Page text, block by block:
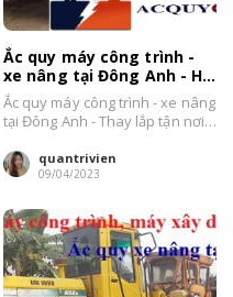
Ắc quy máy công trình -
xe nâng tại Đông Anh - Hà
Nội giá bán tốt
Ắc quy máy công trình - xe nâng
tại Đông Anh - Thay lắp tận nơi
quantrivien
09/04/2023